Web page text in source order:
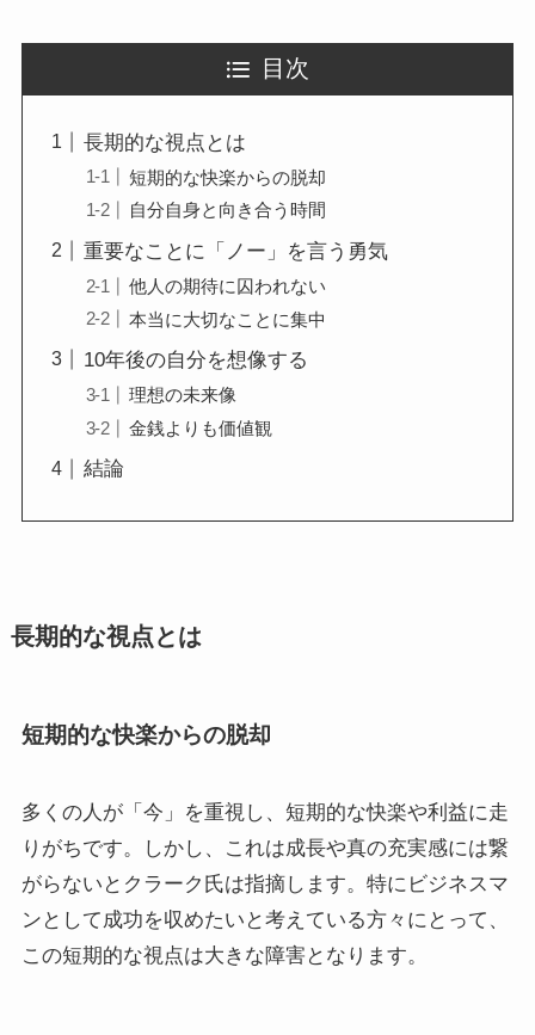
目次
長期的な視点とは
短期的な快楽からの脱却
自分自身と向き合う時間
重要なことに「ノー」を言う勇気
他人の期待に囚われない
本当に大切なことに集中
10年後の自分を想像する
理想の未来像
金銭よりも価値観
結論
長期的な視点とは
短期的な快楽からの脱却
多くの人が「今」を重視し、短期的な快楽や利益に走
りがちです。しかし、これは成長や真の充実感には繋
がらないとクラーク氏は指摘します。特にビジネスマ
ンとして成功を収めたいと考えている方々にとって、
この短期的な視点は大きな障害となります。